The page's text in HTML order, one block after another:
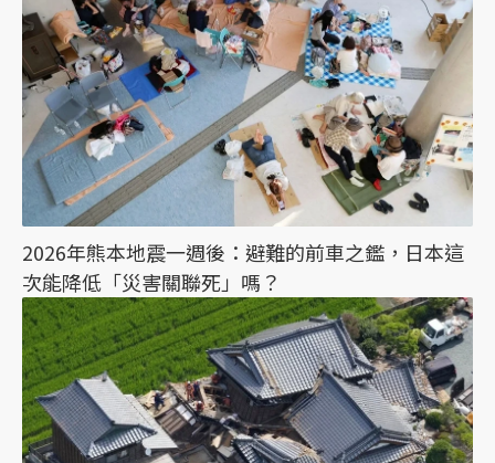
2026年熊本地震一週後：避難的前車之鑑，日本這
次能降低「災害關聯死」嗎？